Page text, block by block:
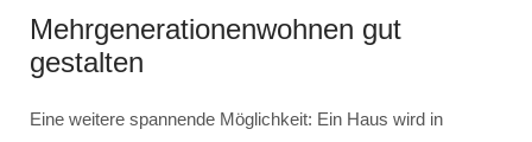
Mehrgenerationenwohnen gut
gestalten
Eine weitere spannende Möglichkeit: Ein Haus wird in